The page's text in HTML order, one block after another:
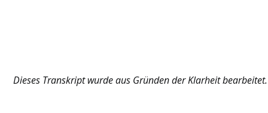
Dieses Transkript wurde aus Gründen der Klarheit bearbeitet.